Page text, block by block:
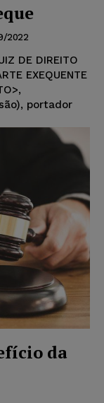
2022
DE DIREITO
EXEQUENTE
portador
da